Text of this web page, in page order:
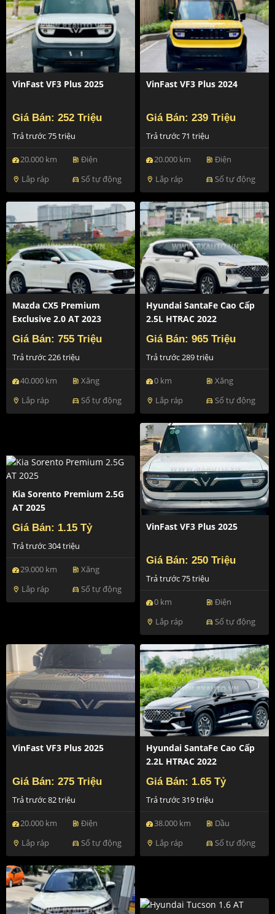
VinFast VF3 Plus 2025
Giá Bán: 252 Triệu
Trả trước 75 triệu
20.000 km ev_station Điện
location_on Lắp ráp directions_car Số tự động
VinFast VF3 Plus 2024
Giá Bán: 239 Triệu
Trả trước 71 triệu
20.000 km ev_station Điện
location_on Lắp ráp directions_car Số tự động
Mazda CX5 Premium
Exclusive 2.0 AT 2023
Giá Bán: 755 Triệu
Trả trước 226 triệu
40.000 km ev_station Xăng
location_on Lắp ráp directions_car Số tự động
Hyundai SantaFe Cao Cấp
2.5L HTRAC 2022
Giá Bán: 965 Triệu
Trả trước 289 triệu
0 km ev_station Xăng
location_on Lắp ráp directions_car Số tự động
Kia Sorento Premium 2.5G
AT 2025
Giá Bán: 1.15 Tỷ
Trả trước 304 triệu
29.000 km ev_station Xăng
location_on Lắp ráp directions_car Số tự động
VinFast VF3 Plus 2025
Giá Bán: 250 Triệu
Trả trước 75 triệu
0 km ev_station Điện
location_on Lắp ráp directions_car Số tự động
VinFast VF3 Plus 2025
Giá Bán: 275 Triệu
Trả trước 82 triệu
20.000 km ev_station Điện
location_on Lắp ráp directions_car Số tự động
Hyundai SantaFe Cao Cấp
2.2L HTRAC 2022
Giá Bán: 1.65 Tỷ
Trả trước 319 triệu
38.000 km ev_station Dầu
location_on Lắp ráp directions_car Số tự động